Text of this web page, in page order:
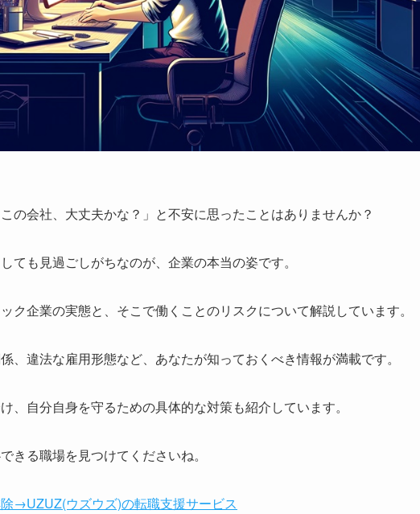
の会社、大丈夫かな？」と不安に思ったことはありませんか？
ても見過ごしがちなのが、企業の本当の姿です。
ク企業の実態と、そこで働くことのリスクについて解説しています。
、違法な雇用形態など、あなたが知っておくべき情報が満載です。
、自分自身を守るための具体的な対策も紹介しています。
きる職場を見つけてくださいね。
→UZUZ(ウズウズ)の転職支援サービス